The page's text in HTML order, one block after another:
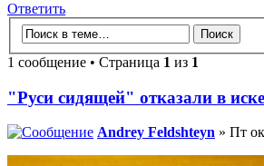
Ответить
1 сообщение • Страница 1 из 1
"Руси сидящей" отказали в
Andrey Feldshteyn » Пт